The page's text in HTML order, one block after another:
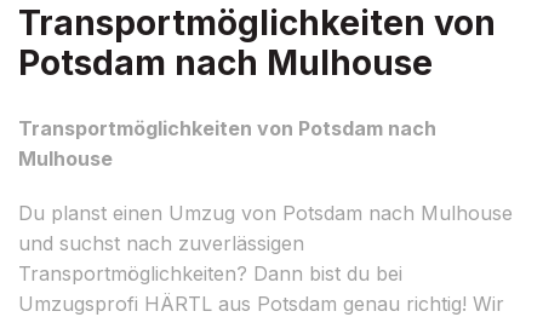
Transportmöglichkeiten von
Potsdam nach Mulhouse
Transportmöglichkeiten von Potsdam nach
Mulhouse
Du planst einen Umzug von Potsdam nach Mulhouse
und suchst nach zuverlässigen
Transportmöglichkeiten? Dann bist du bei
Umzugsprofi HÄRTL aus Potsdam genau richtig! Wir